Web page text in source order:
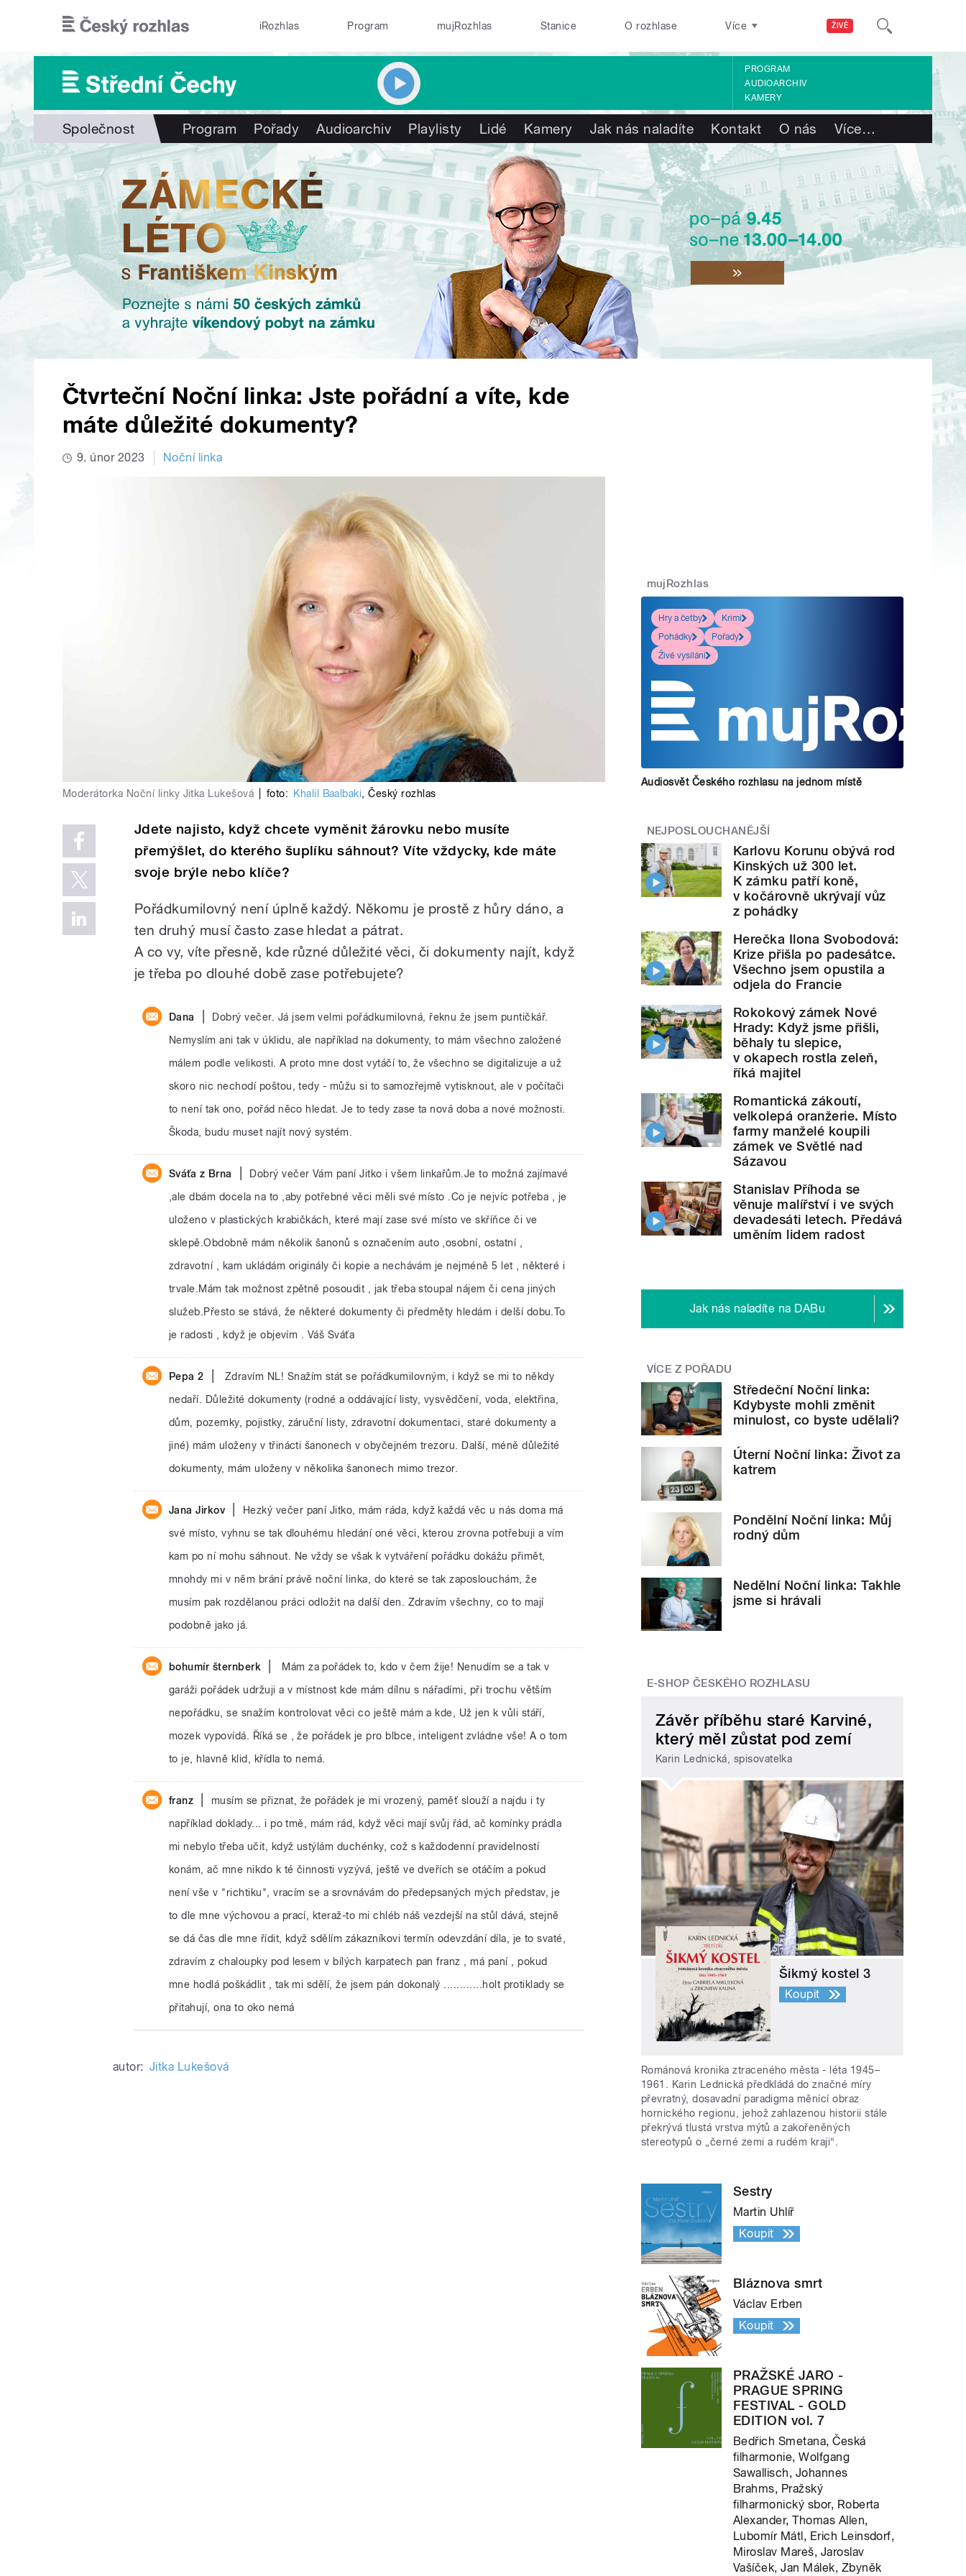
ŽIVĚ
iRozhlas Program mujRozhlas Stanice O rozhlase Více
PROGRAM
AUDIOARCHIV
KAMERY
Společnost Program Pořady Audioarchiv Playlisty Lidé Kamery Jak nás naladíte Kontakt O nás Více…
Čtvrteční Noční linka: Jste pořádní a víte, kde
máte důležité dokumenty?
9. únor 2023 Noční linka
Moderátorka Noční linky Jitka Lukešová foto: Khalil Baalbaki,Český rozhlas
Jdete najisto, když chcete vyměnit žárovku nebo musíte
přemýšlet, do kterého šuplíku sáhnout? Víte vždycky, kde máte
svoje brýle nebo klíče?
Pořádkumilovný není úplně každý. Někomu je prostě z hůry dáno, a
ten druhý musí často zase hledat a pátrat.
A co vy, víte přesně, kde různé důležité věci, či dokumenty najít, když
je třeba po dlouhé době zase potřebujete?
Dana
Dobrý večer. Já jsem velmi pořádkumilovná, řeknu že jsem puntičkář.
Nemyslím ani tak v úklidu, ale například na dokumenty, to mám všechno založené
málem podle velikosti. A proto mne dost vytáčí to, že všechno se digitalizuje a už
skoro nic nechodí poštou, tedy - můžu si to samozřejmě vytisknout, ale v počítači
to není tak ono, pořád něco hledat. Je to tedy zase ta nová doba a nové možnosti.
Škoda, budu muset najít nový systém.
Sváťa z Brna
Dobrý večer Vám paní Jitko i všem linkařům.Je to možná zajímavé
,ale dbám docela na to ,aby potřebné věci měli své místo .Co je nejvíc potřeba , je
uloženo v plastických krabičkách, které mají zase své místo ve skříňce či ve
sklepě.Obdobně mám několik šanonů s označením auto ,osobní, ostatní ,
zdravotní , kam ukládám originály či kopie a nechávám je nejméně 5 let , některé i
trvale.Mám tak možnost zpětně posoudit , jak třeba stoupal nájem či cena jiných
služeb.Přesto se stává, že některé dokumenty či předměty hledám i delší dobu.To
je radosti , když je objevím . Váš Sváťa
Pepa 2
Zdravím NL! Snažím stát se pořádkumilovným, i když se mi to někdy
nedaří. Důležité dokumenty (rodné a oddávající listy, vysvědčení, voda, elektřina,
dům, pozemky, pojistky, záruční listy, zdravotní dokumentaci, staré dokumenty a
jiné) mám uloženy v třinácti šanonech v obyčejném trezoru. Další, méně důležité
dokumenty, mám uloženy v několika šanonech mimo trezor.
Jana Jirkov
Hezký večer paní Jitko, mám ráda, když každá věc u nás doma má
své místo, vyhnu se tak dlouhému hledání oné věci, kterou zrovna potřebuji a vím
kam po ní mohu sáhnout. Ne vždy se však k vytváření pořádku dokážu přimět,
mnohdy mi v něm brání právě noční linka, do které se tak zaposlouchám, že
musím pak rozdělanou práci odložit na další den. Zdravím všechny, co to mají
podobně jako já.
bohumír šternberk
Mám za pořádek to, kdo v čem žije! Nenudím se a tak v
garáži pořádek udržuji a v místnost kde mám dílnu s nářadími, při trochu větším
nepořádku, se snažím kontrolovat věci co ještě mám a kde, Už jen k vůli stáří,
mozek vypovídá. Říká se , že pořádek je pro blbce, inteligent zvládne vše! A o tom
to je, hlavně klid, křídla to nemá.
franz
musím se přiznat, že pořádek je mi vrozený, paměť slouží a najdu i ty
například doklady... i po tmě, mám rád, když věci mají svůj řád, ač komínky prádla
mi nebylo třeba učit, když ustýlám duchénky, což s každodenní pravidelností
konám, ač mne nikdo k té činnosti vyzývá, ještě ve dveřích se otáčím a pokud
není vše v "richtiku", vracím se a srovnávám do předepsaných mých představ, je
to dle mne výchovou a prací, kteraž-to mi chléb náš vezdejší na stůl dává, stejně
se dá čas dle mne řídit, když sdělím zákazníkovi termín odevzdání díla, je to svaté,
zdravím z chaloupky pod lesem v bílých karpatech pan franz , má paní , pokud
mne hodlá poškádlit , tak mi sdělí, že jsem pán dokonalý ............holt protiklady se
přitahují, ona to oko nemá
autor: Jitka Lukešová
mujRozhlas
Hry a četby
Krimi
Pohádky
Pořady
Živé vysílání
Audiosvět Českého rozhlasu na jednom místě
NEJPOSLOUCHANĚJŠÍ
Karlovu Korunu obývá rod
Kinských už 300 let.
K zámku patří koně,
v kočárovně ukrývají vůz
z pohádky
Herečka Ilona Svobodová:
Krize přišla po padesátce.
Všechno jsem opustila a
odjela do Francie
Rokokový zámek Nové
Hrady: Když jsme přišli,
běhaly tu slepice,
v okapech rostla zeleň,
říká majitel
Romantická zákoutí,
velkolepá oranžerie. Místo
farmy manželé koupili
zámek ve Světlé nad
Sázavou
Stanislav Příhoda se
věnuje malířství i ve svých
devadesáti letech. Předává
uměním lidem radost
Jak nás naladíte na DABu
VÍCE Z POŘADU
Středeční Noční linka:
Kdybyste mohli změnit
minulost, co byste udělali?
Úterní Noční linka: Život za
katrem
Pondělní Noční linka: Můj
rodný dům
Nedělní Noční linka: Takhle
jsme si hrávali
E-SHOP ČESKÉHO ROZHLASU
Závěr příběhu staré Karviné,
který měl zůstat pod zemí
Karin Lednická, spisovatelka
Šikmý kostel 3
Koupit
Románová kronika ztraceného města - léta 1945–
1961. Karin Lednická předkládá do značné míry
převratný, dosavadní paradigma měnící obraz
hornického regionu, jehož zahlazenou historii stále
překrývá tlustá vrstva mýtů a zakořeněných
stereotypů o „černé zemi a rudém kraji“.
Sestry
Martin Uhlíř
Koupit
Bláznova smrt
Václav Erben
Koupit
PRAŽSKÉ JARO -
PRAGUE SPRING
FESTIVAL - GOLD
EDITION vol. 7
Bedřich Smetana, Česká
filharmonie, Wolfgang
Sawallisch, Johannes
Brahms, Pražský
filharmonický sbor, Roberta
Alexander, Thomas Allen,
Lubomír Mátl, Erich Leinsdorf,
Miroslav Mareš, Jaroslav
Vašíček, Jan Málek, Zbyněk